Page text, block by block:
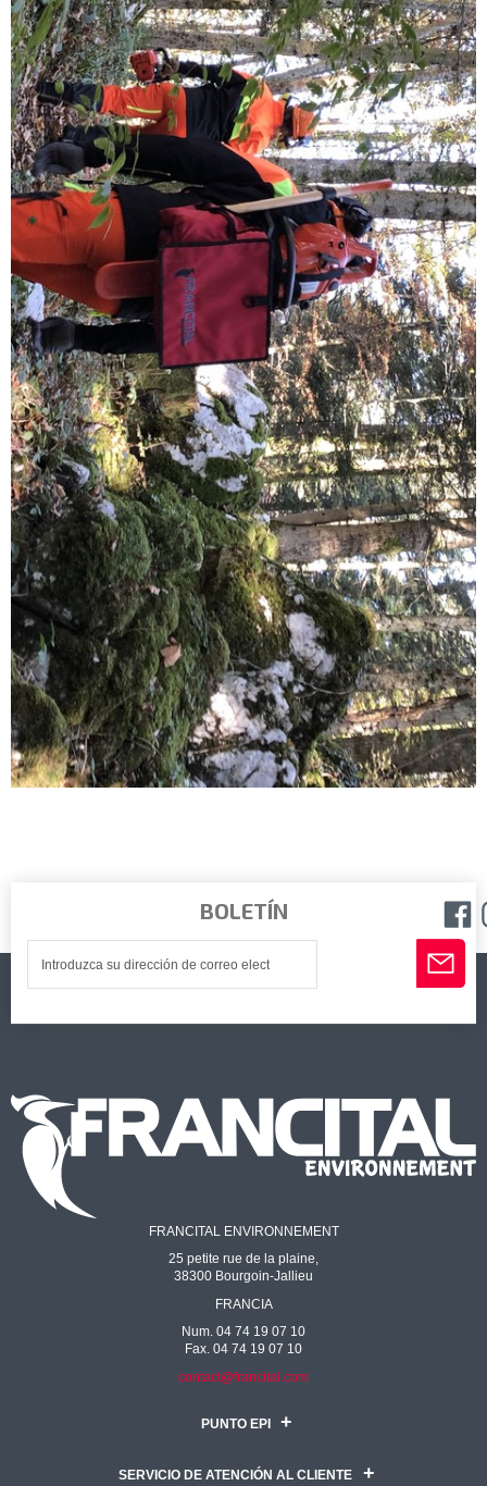
BOLETÍN
FRANCITAL ENVIRONNEMENT
25 petite rue de la plaine,
38300 Bourgoin-Jallieu
FRANCIA
Num. 04 74 19 07 10
Fax. 04 74 19 07 10
contact@francital.com
PUNTO EPI
SERVICIO DE ATENCIÓN AL CLIENTE